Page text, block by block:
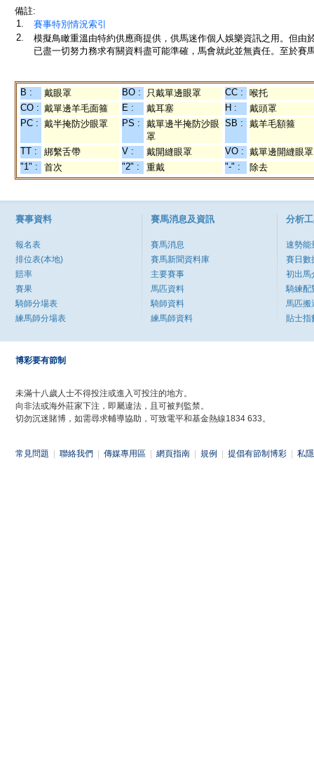
備註:
1.
賽事特別情況索引
2.
模擬鳥瞰重溫由特約供應商提供，供馬迷作個人娛樂資訊之用。但
已盡一切努力務求有關資料盡可能準確，馬會就此並無責任。至於賽
B : 戴眼罩 BO : 只戴單邊眼罩 CC :
喉托
CO : 戴單邊羊毛面箍 E : 戴耳塞 H :
戴頭罩
PC : 戴半掩防沙眼罩 PS :
戴單邊半掩防沙眼
罩
SB : 戴羊毛額箍
TT : 綁繫舌帶 V : 戴開縫眼罩 VO : 戴單邊開縫眼罩
"1" :
首次 "2" : 重戴 "-" : 除去
賽事資料
報名表
排位表(本地)
賠率
賽果
騎師分場表
練馬師分場表
賽馬消息及資訊
賽馬消息
賽馬新聞資料庫
主要賽事
馬匹資料
騎師資料
練馬師資料
分析
速勢能
賽日數
初出馬
騎練配
馬匹搬
貼士指
博彩要有節制
未滿十八歲人士不得投注或進入可投注的地方。
向非法或海外莊家下注，即屬違法，且可被判監禁。
切勿沉迷賭博，如需尋求輔導協助，可致電平和基金熱線1834 633。
常見問題 聯絡我們 傳媒專用區 網頁指南 規例 提倡有節制博彩 私